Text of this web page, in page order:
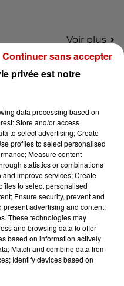
Voir plus
places pour le
Roi Arthur 2026 !
entrées pour le
Automobile au
invite à
Xperiences !
privée est notre
data processing based on
Store and/or access
to select advertising; Create
profiles to select personalised
Measure content
statistics or combinations
improve services; Create
to select personalised
Ensure security, prevent and
present advertising and content;
These technologies may
and browsing data to offer
based on information actively
Match and combine data from
Identify devices based on
Continuer sans accepter